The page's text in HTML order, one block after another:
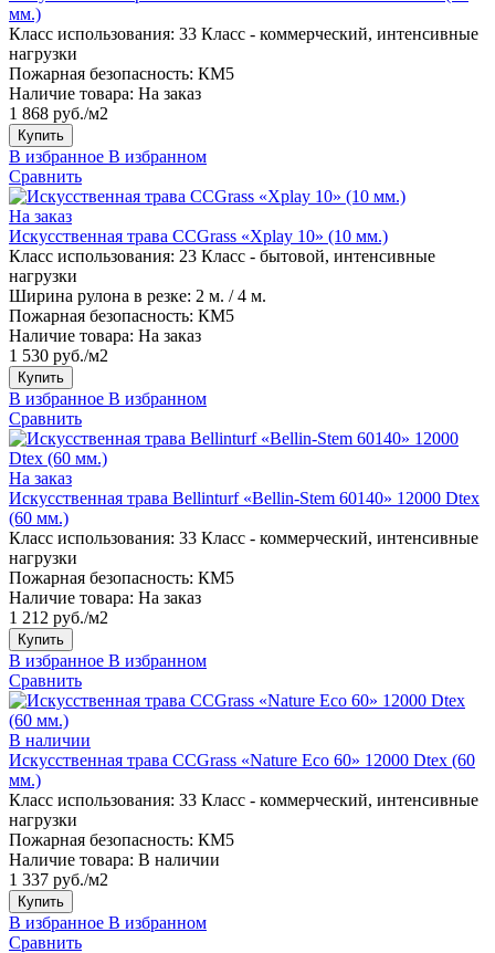
мм.)
Класс использования: 33 Класс - коммерческий, интенсивные
нагрузки
Пожарная безопасность: КМ5
Наличие товара: На заказ
1 868 руб./м2
Купить
В избранное В избранном
Сравнить
На заказ
Искусственная трава CCGrass «Xplay 10» (10 мм.)
Класс использования: 23 Класс - бытовой, интенсивные
нагрузки
Ширина рулона в резке: 2 м. / 4 м.
Пожарная безопасность: КМ5
Наличие товара: На заказ
1 530 руб./м2
Купить
В избранное В избранном
Сравнить
На заказ
Искусственная трава Bellinturf «Bellin-Stem 60140» 12000 Dtex
(60 мм.)
Класс использования: 33 Класс - коммерческий, интенсивные
нагрузки
Пожарная безопасность: КМ5
Наличие товара: На заказ
1 212 руб./м2
Купить
В избранное В избранном
Сравнить
В наличии
Искусственная трава CCGrass «Nature Eco 60» 12000 Dtex (60
мм.)
Класс использования: 33 Класс - коммерческий, интенсивные
нагрузки
Пожарная безопасность: КМ5
Наличие товара: В наличии
1 337 руб./м2
Купить
В избранное В избранном
Сравнить